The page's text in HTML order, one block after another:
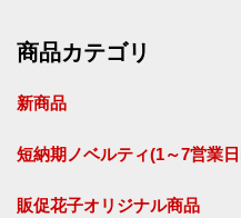
商品カテゴリ
新商品
短納期ノベルティ(1～7営業
販促花子オリジナル商品